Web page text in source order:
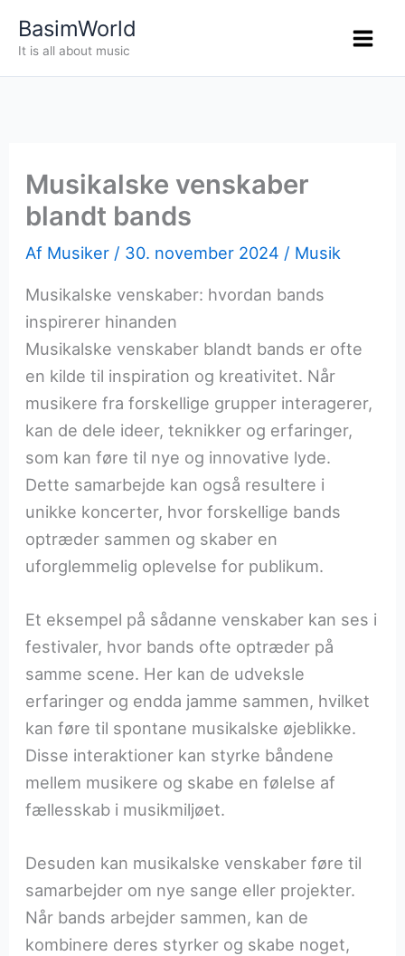
BasimWorld
It is all about music
Musikalske venskaber
blandt bands
Af Musiker / 30. november 2024 / Musik
Musikalske venskaber: hvordan bands
inspirerer hinanden
Musikalske venskaber blandt bands er ofte
en kilde til inspiration og kreativitet. Når
musikere fra forskellige grupper interagerer,
kan de dele ideer, teknikker og erfaringer,
som kan føre til nye og innovative lyde.
Dette samarbejde kan også resultere i
unikke koncerter, hvor forskellige bands
optræder sammen og skaber en
uforglemmelig oplevelse for publikum.
Et eksempel på sådanne venskaber kan ses i
festivaler, hvor bands ofte optræder på
samme scene. Her kan de udveksle
erfaringer og endda jamme sammen, hvilket
kan føre til spontane musikalske øjeblikke.
Disse interaktioner kan styrke båndene
mellem musikere og skabe en følelse af
fællesskab i musikmiljøet.
Desuden kan musikalske venskaber føre til
samarbejder om nye sange eller projekter.
Når bands arbejder sammen, kan de
kombinere deres styrker og skabe noget,